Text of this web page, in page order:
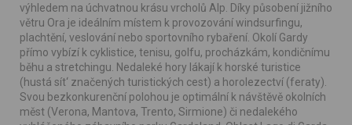
výhledem na úchvatnou krásu vrcholů Alp. Díky působení jižního
větru Ora je ideálním místem k provozování windsurfingu,
plachtění, veslování nebo sportovního rybaření. Okolí Gardy
přímo vybízí k cyklistice, tenisu, golfu, procházkám, kondičnímu
běhu a stretchingu. Nedaleké hory lákají k horské turistice
(hustá sít‘ značených turistických cest) a horolezectví (feraty).
Svou bezkonkurenční polohou je optimální k návštěvě okolních
měst (Verona, Mantova, Trento, Sirmione) či nedalekého